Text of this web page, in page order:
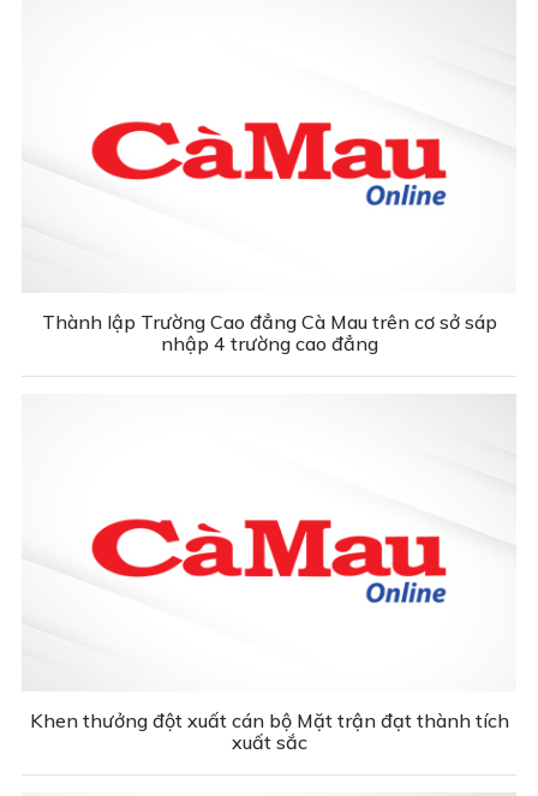
Thành lập Trường Cao đẳng Cà Mau trên cơ sở sáp
nhập 4 trường cao đẳng
Khen thưởng đột xuất cán bộ Mặt trận đạt thành tích
xuất sắc